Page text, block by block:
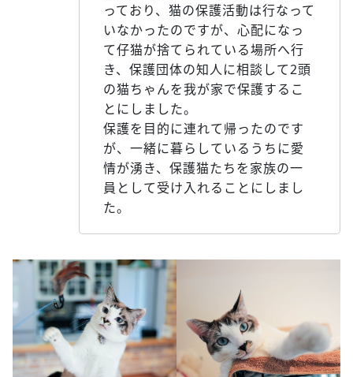
っており、猫の保護活動は行なって
いなかったのですが、心配になっ
て仔猫が捨てられている場所へ行
き、保護団体の知人に相談して2頭
の猫ちゃんを我が家で保護するこ
とにしました。
保護を目的に連れて帰ったのです
が、一緒に暮らしているうちに愛
情が湧き、保護猫たちを家族の一
員として受け入れることにしまし
た。